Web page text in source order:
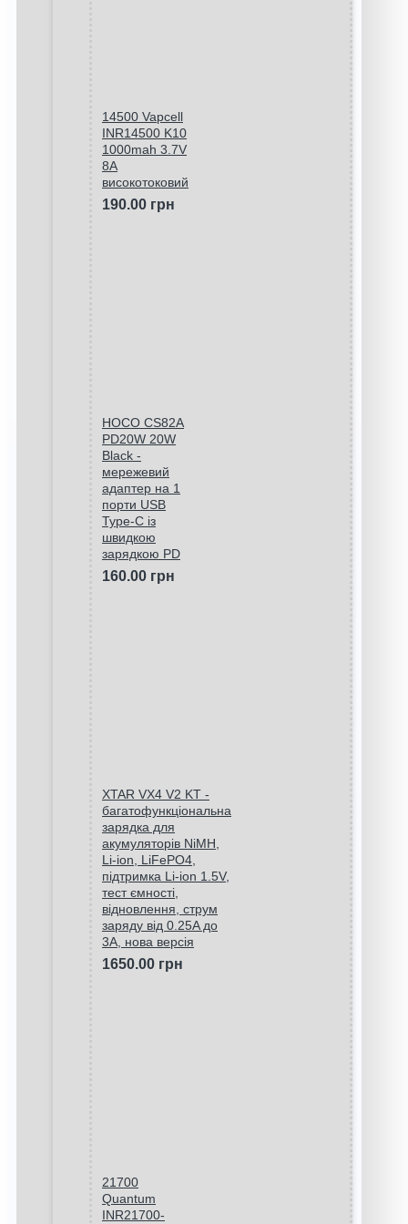
14500 Vapcell
INR14500 K10
1000mah 3.7V
8A
високотоковий
190.00 грн
HOCO CS82A
PD20W 20W
Black -
мережевий
адаптер на 1
порти USB
Type-C із
швидкою
зарядкою PD
160.00 грн
XTAR VX4 V2 KT -
багатофункціональна
зарядка для
акумуляторів NiMH,
Li-ion, LiFePO4,
підтримка Li-ion 1.5V,
тест ємності,
відновлення, струм
заряду від 0.25A до
3A, нова версія
1650.00 грн
21700
Quantum
INR21700-